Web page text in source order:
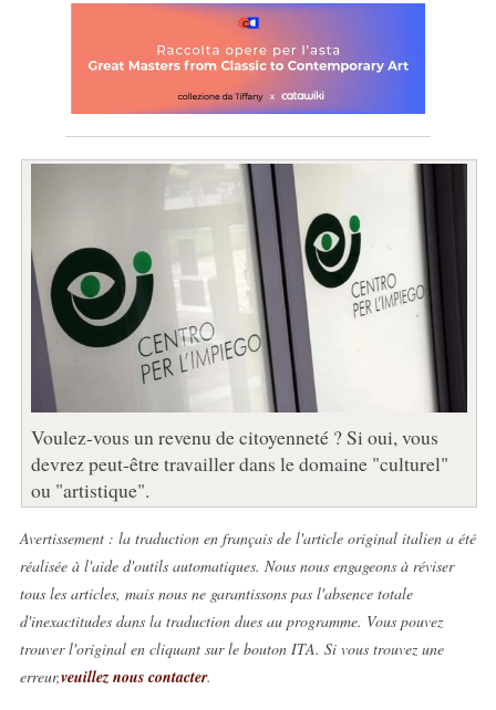
Voulez-vous un revenu de citoyenneté ? Si oui, vous
devrez peut-être travailler dans le domaine "culturel"
ou "artistique".
Avertissement : la traduction en français de l'article original italien a été
réalisée à l'aide d'outils automatiques. Nous nous engageons à réviser
tous les articles, mais nous ne garantissons pas l'absence totale
d'inexactitudes dans la traduction dues au programme. Vous pouvez
trouver l'original en cliquant sur le bouton ITA. Si vous trouvez une
erreur,veuillez nous contacter.